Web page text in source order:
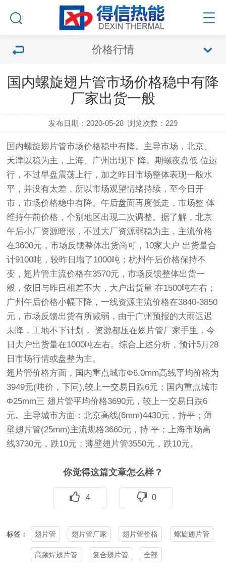
价格行情
国内螺旋翅片管市场价格稳中有降
厂家出货一般
发布日期：2020-05-28 浏览次数： 229
国内螺旋翅片管市场价格稳中有降。主导市场，北京、
天津以稳为主，上海、广州出现下 降。期螺夜盘低 位运
行，不过早盘震荡上行，加之昨日市场整体表现一般水
平，并没有太差，所以市场观望情绪持续，至今日开
市，市场价格稳中有降。午后盘面再度低走，市场整 体
维持午前价格，个别地区出现二次调整。据了解，北京
午后小厂资源暗涨，不过大厂资源弱稳为主，主流价格
在3600元，市场反馈整体出货尚可，10家大户 出货量合
计9100吨，较昨日增了1000吨；杭州午后价格保持不
变， 翅片管主流价格在3570元，市场反馈整体出货一
般，依旧与昨日相差不大，大户出货量 在1500吨左右；
广州午后价格小幅下降，一线资源主流价格在3840-3850
元，市场反馈出货有所减弱，由于广州预报的大雨迟迟
未降，工地不下计划， 资源都压在翅片管厂家手里，今
日大户出货量在1000吨左右。综合上述分析，预计5月28
日市场行情或盘整为主。
翅片管价格方面，国内重点城市Ф6.0mm高线平均价格为
3949元(吨价，下同),较上一交易日跌6元；国内重点城市
Ф25mm三 翅片管平均价格3690元，较上一交易日跌6
元。主导城市方面：北京高线(6mm)4430元，持平；薄
壁翅片管(25mm)主流规格3660元，持 平；上海市场高
线3730元，跌10元；薄壁翅片管3550元，跌10元。
你觉得这篇文章怎么样？
4 0
标签： 翅片管 翅片管厂家 翅片管价格 螺旋翅片管
高频焊翅片管 复合翅片管 全部